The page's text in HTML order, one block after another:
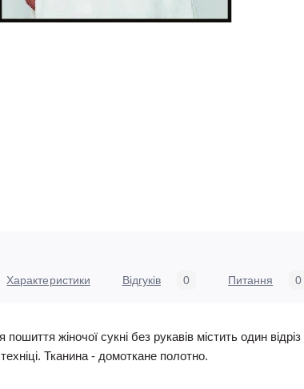
Характеристики Відгуків 0 Питання 0
пошиття жіночої сукні без рукавів містить один
Тканина - домоткане полотно.